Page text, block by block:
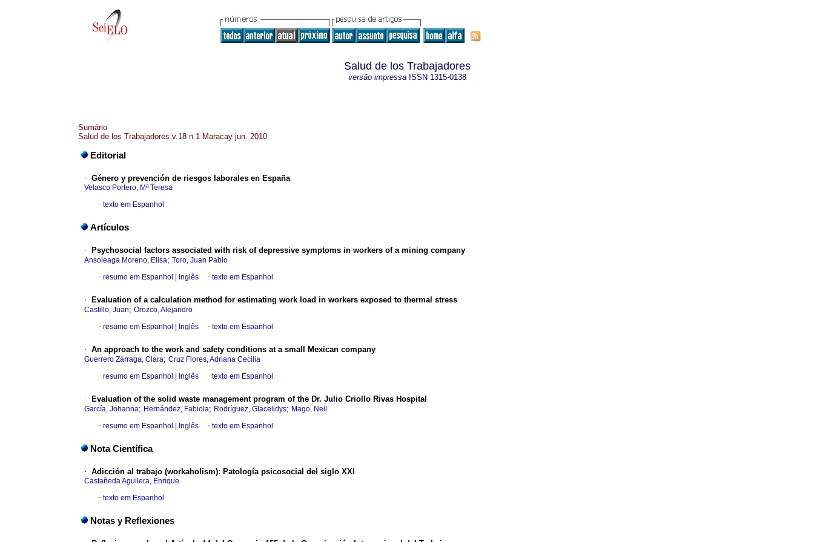
Salud de los Trabajadores
versão impressaISSN 1315-0138
Sumário
Salud de los Trabajadores v.18 n.1 Maracay jun. 2010
Editorial
· Género y prevención de riesgos laborales en España
Velasco Portero, Mª Teresa
· texto em Espanhol
Artículos
· Psychosocial factors associated with risk of depressive symptoms in workers of a mining company
Ansoleaga Moreno, Elisa; Toro, Juan Pablo
· resumo em Espanhol Inglês · texto em Espanhol
· Evaluation of a calculation method for estimating work load in workers exposed to thermal stress
Castillo, Juan; Orozco, Alejandro
· resumo em Espanhol Inglês · texto em Espanhol
· An approach to the work and safety conditions at a small Mexican company
Guerrero Zárraga, Clara; Cruz Flores, Adriana Cecilia
· resumo em Espanhol Inglês · texto em Espanhol
· Evaluation of the solid waste management program of the Dr. Julio Criollo Rivas Hospital
García, Johanna; Hernández, Fabiola; Rodríguez, Glacelidys; Mago, Neil
· resumo em Espanhol Inglês · texto em Espanhol
Nota Científica
· Adicción al trabajo (workaholism): Patología psicosocial del siglo XXI
Castañeda Aguilera, Enrique
· texto em Espanhol
Notas y Reflexiones